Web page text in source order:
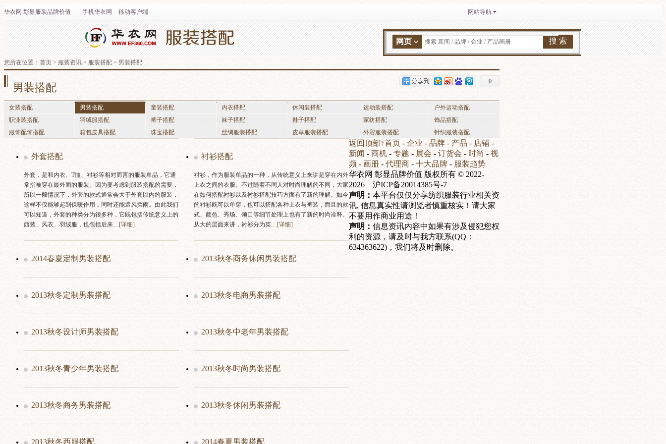
华衣网 彰显服装品牌价值 手机华衣网 移动客户端 网站导航
网页 搜索 新闻 / 品牌 / 企业 / 产品画册 搜 索
您所在位置： 首页 > 服装资讯 > 服装搭配 > 男装搭配
0
男装搭配
女装搭配 男装搭配 童装搭配 内衣搭配 休闲装搭配 运动装搭配
户外运动搭配
职业装搭配
羽绒服搭配 裤子搭配 袜子搭配 鞋子搭配 家纺搭配
饰品搭配
服饰配饰搭配
箱包皮具搭配 珠宝搭配 丝绸服装搭配 皮草服装搭配 外贸服装搭配 针织服装搭配
外套搭配
外套，是和内衣、T恤、衬衫等相对而言的服装单品，它通
常指被穿在最外面的服装。因为要考虑到服装搭配的需要，
所以一般情况下，外套的款式通常会大于外套以内的服装，
这样不仅能够起到保暖作用，同时还能遮风挡雨。由此我们
可以知道，外套的种类分为很多种，它既包括传统意义上的
西装、风衣、羽绒服，也包括后来…[详细]
衬衫搭配
衬衫，作为服装单品的一种，从传统意义上来讲是穿在内外
上衣之间的衣服。不过随着不同人对时尚理解的不同，大家
在如何搭配衬衫以及衬衫搭配技巧方面有了新的理解。如今
的衬衫既可以单穿，也可以搭配各种上衣与裤装，而且的款
式、颜色、秀场、领口等细节处理上也有了新的时尚诠释。
从大的层面来讲，衬衫分为英…[详细]
2014春夏定制男装搭配 2013秋冬商务休闲男装搭配
2013秋冬定制男装搭配 2013秋冬电商男装搭配
2013秋冬设计师男装搭配 2013秋冬中老年男装搭配
2013秋冬青少年男装搭配 2013秋冬时尚男装搭配
2013秋冬商务男装搭配 2013秋冬休闲男装搭配
2013秋冬西服搭配 2014春夏男装搭配
返回顶部↑首页 - 企业 - 品牌 - 产品 - 店铺 -
新闻 - 商机 - 专题 - 展会 - 订货会 - 时尚 - 视
频 - 画册 - 代理商 - 十大品牌 - 服装趋势
华衣网 彰显品牌价值 版权所有 © 2022-
2026 沪ICP备20014385号-7
声明： 本平台仅仅分享纺织服装行业相关资
讯, 信息真实性请浏览者慎重核实！请大家
不要用作商业用途！
声明： 信息资讯内容中如果有涉及侵犯您权
利的资源，请及时与我方联系(QQ：
634363622)，我们将及时删除。